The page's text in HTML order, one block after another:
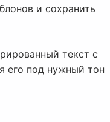
и сохранить
текст с
его под нужный тон